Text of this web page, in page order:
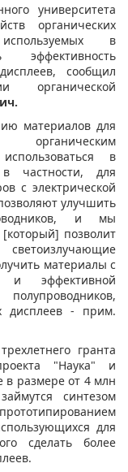
университета
органических
в
сообщил
органической
материалов для
органическим
в
в частности, для
с электрической
улучшить
и мы
позволит
материалы с
и эффективной
дисплеев - прим.
гранта
"Наука" и
размере от 4 млн
синтезом
для
сделать более